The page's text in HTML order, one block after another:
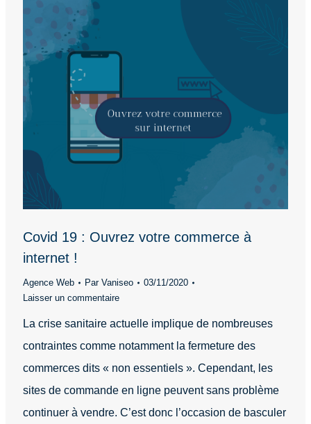
Covid 19 : Ouvrez votre commerce à
internet !
Agence Web Par Vaniseo
03/11/2020
Laisser un commentaire
La crise sanitaire actuelle implique de nombreuses
contraintes comme notamment la fermeture des
commerces dits « non essentiels ». Cependant, les
sites de commande en ligne peuvent sans problème
continuer à vendre. C’est donc l’occasion de basculer